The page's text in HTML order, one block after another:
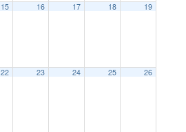
15 16 17 18 19
22 23 24 25 26